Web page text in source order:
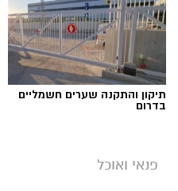
מצרכים (ל-2 מנות)
תיקון והתקנה שערים חשמליים
בדרום
פנאי ואוכל